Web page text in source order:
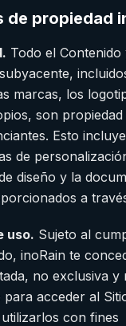
de propiedad
Todo el Contenido
marcas, los
son propiedad
Esto
de
diseño y la
a
uso. Sujeto al
inoRain te
no exclusiva y
acceder al
con fines